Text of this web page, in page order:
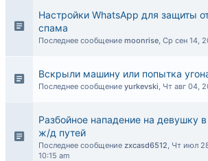
Настройки WhatsApp для защиты
спама
Последнее сообщение moonrise, Ср сен 14,
Вскрыли машину или попытка
Последнее сообщение yurkevski, Чт авг 04,
Разбойное нападение на девушку
ж/д путей
Последнее сообщение zxcasd6512, Чт июл
10:15 am